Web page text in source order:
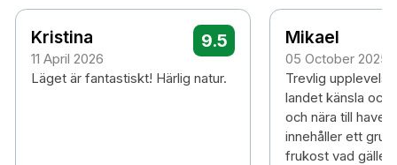
Kristina
11 April 2026
9.5
Läget är fantastiskt! Härlig natur.
Mikael
05 October 2025
Trevlig
landet känsla och
och nära till
innehåller ett
frukost vad gäller